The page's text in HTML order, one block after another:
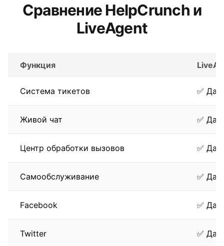
Сравнение HelpCrunch и
LiveAgent
Функция
Система тикетов ✅ Да
Живой чат ✅ Да
Центр обработки вызовов ✅ Да
Самообслуживание ✅ Да
Facebook ✅ Да
Twitter ✅ Да